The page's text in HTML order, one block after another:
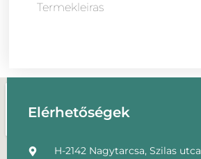
Termekleiras
Elérhetőségek
H-2142 Nagytarcsa, Szilas utca